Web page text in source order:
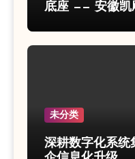
底座 —— 安徽凯
未分类
深耕数字化系统